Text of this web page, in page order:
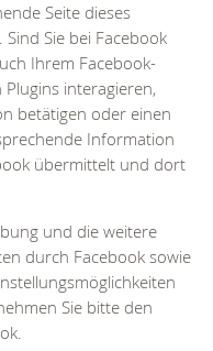
Seite dieses
Sie bei Facebook
Ihrem Facebook-
interagieren,
betätigen oder einen
Information
übermittelt und dort
und die weitere
durch Facebook sowie
Sie bitte den